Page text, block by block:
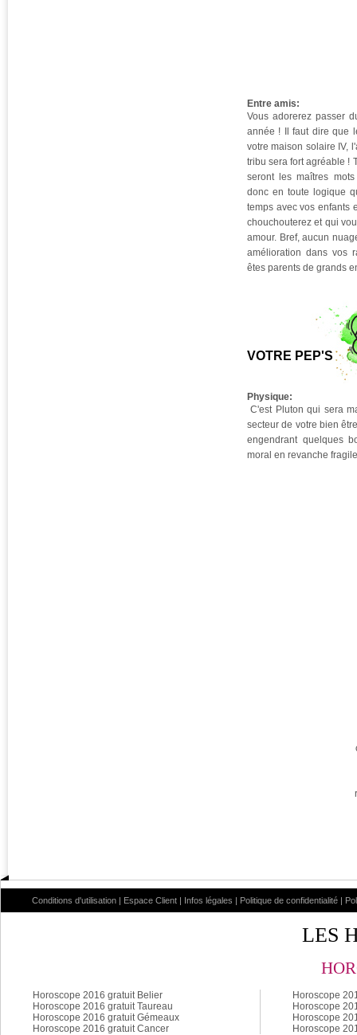
Entre amis:
Vous adorerez passer
année ! Il faut dire que
votre maison solaire IV,
tribu sera fort agréable !
seront les maîtres
donc en toute logique
temps avec vos enfants
chouchouterez et qui
amour. Bref, aucun
amélioration dans vos
êtes parents de grands
VOTRE PEP'S
Physique:
C'est Pluton qui sera
secteur de votre bien
engendrant quelques
moral en revanche
Conditions d'utilisation | Espace Client | Infos légales | Politique de confidentialité |
LES
Horoscope 2016 gratuit Belier
Horoscope 2016 gratuit Taureau
Horoscope 2016 gratuit Gémeaux
Horoscope 2016 gratuit Cancer
Horoscope
Horoscope
Horoscope
Horoscope